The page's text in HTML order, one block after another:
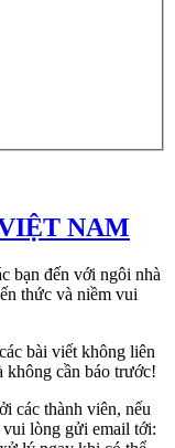
NAM
bạn đến với ngôi nhà
thức và niềm vui
bài viết không liên
không cần báo trước!
các thành viên, nếu
lòng gửi email tới: